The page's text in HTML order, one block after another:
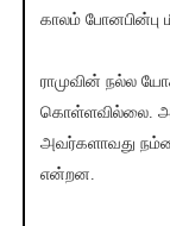
காலம்
ராமுவின் நல்ல
கொள்ளவில்லை.
அவர்களாவது
என்றன.